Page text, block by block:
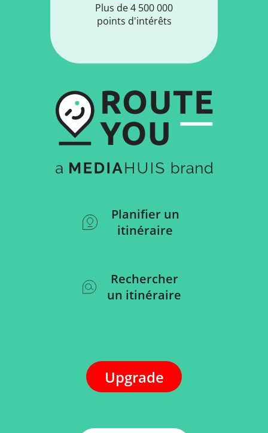
Plus de 4 500 000
points d'intérêts
Planifier un
itinéraire
Rechercher
un itinéraire
Upgrade